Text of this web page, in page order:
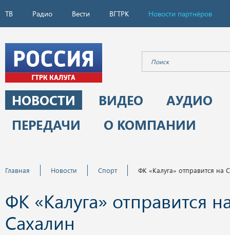
ТВ Радио Вести ВГТРК Новости партнёров
НОВОСТИ ВИДЕО
АУДИО
ПЕРЕДАЧИ
О КОМПАНИИ
Главная Новости Спорт ФК «Калуга» отправится на
ФК «Калуга» отправится
Сахалин